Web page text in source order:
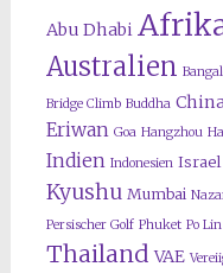
Abu Dhabi
Australien
Bridge Climb Buddha
Eriwan Goa Hangzhou
Indien Indonesien Israel
Kyushu Mumbai
Persischer Golf Phuket Po Lin
Thailand VAE